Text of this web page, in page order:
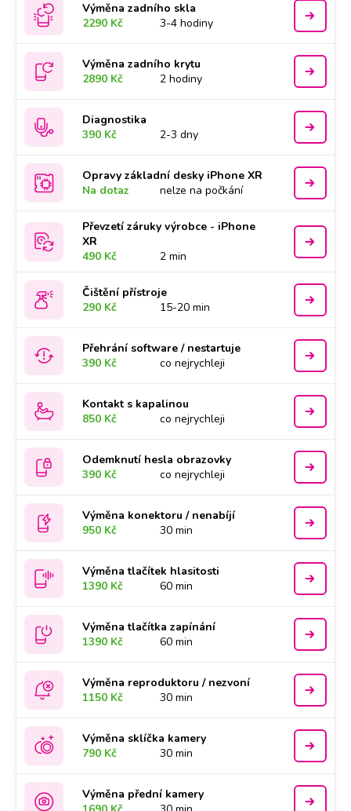
Výměna zadního skla
2290 Kč
3-4 hodiny
Výměna zadního krytu
2890 Kč
2 hodiny
Diagnostika
390 Kč
2-3 dny
Opravy základní desky iPhone XR
Na dotaz
nelze na počkání
Převzetí záruky výrobce - iPhone
XR
490 Kč
2 min
Čištění přístroje
290 Kč
15-20 min
Přehrání software / nestartuje
390 Kč
co nejrychleji
Kontakt s kapalinou
850 Kč
co nejrychleji
Odemknutí hesla obrazovky
390 Kč
co nejrychleji
Výměna konektoru / nenabíjí
950 Kč
30 min
Výměna tlačítek hlasitosti
1390 Kč
60 min
Výměna tlačítka zapínání
1390 Kč
60 min
Výměna reproduktoru / nezvoní
1150 Kč
30 min
Výměna sklíčka kamery
790 Kč
30 min
Výměna přední kamery